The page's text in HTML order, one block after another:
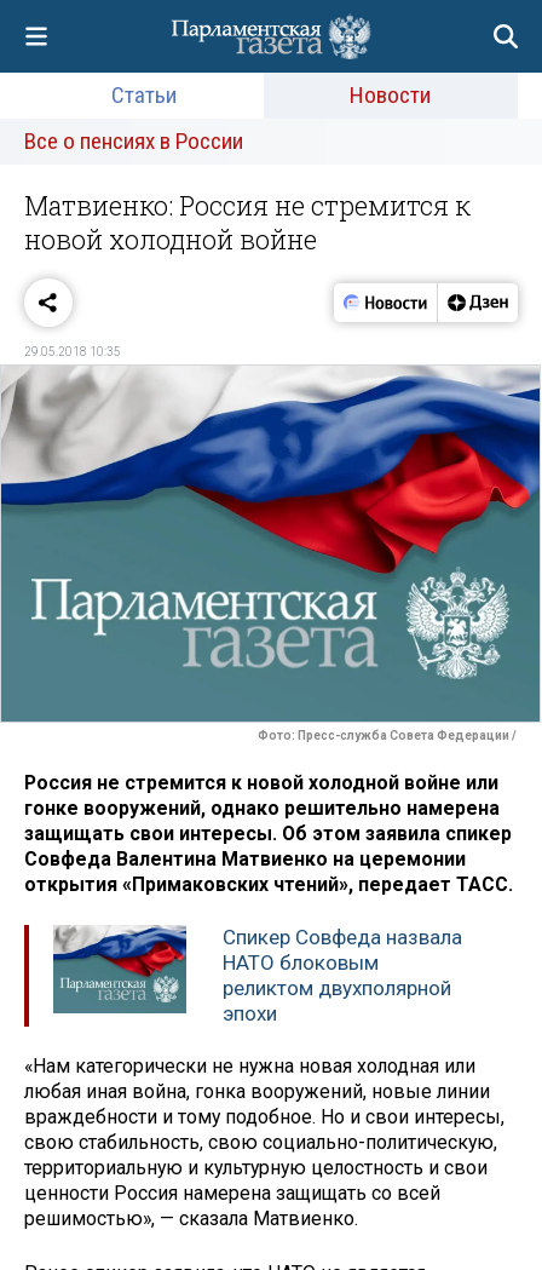
Статьи
Новости
Все о пенсиях в России
Матвиенко: Россия не стремится к
новой холодной войне
29.05.2018 10:35
Фото: Пресс-служба Совета Федерации /
Россия не стремится к новой холодной войне или
гонке вооружений, однако решительно намерена
защищать свои интересы. Об этом заявила спикер
Совфеда Валентина Матвиенко на церемонии
открытия «Примаковских чтений», передает ТАСС.
Спикер Совфеда назвала
НАТО блоковым
реликтом двухполярной
эпохи
«Нам категорически не нужна новая холодная или
любая иная война, гонка вооружений, новые линии
враждебности и тому подобное. Но и свои интересы,
свою стабильность, свою социально-политическую,
территориальную и культурную целостность и свои
ценности Россия намерена защищать со всей
решимостью», — сказала Матвиенко.